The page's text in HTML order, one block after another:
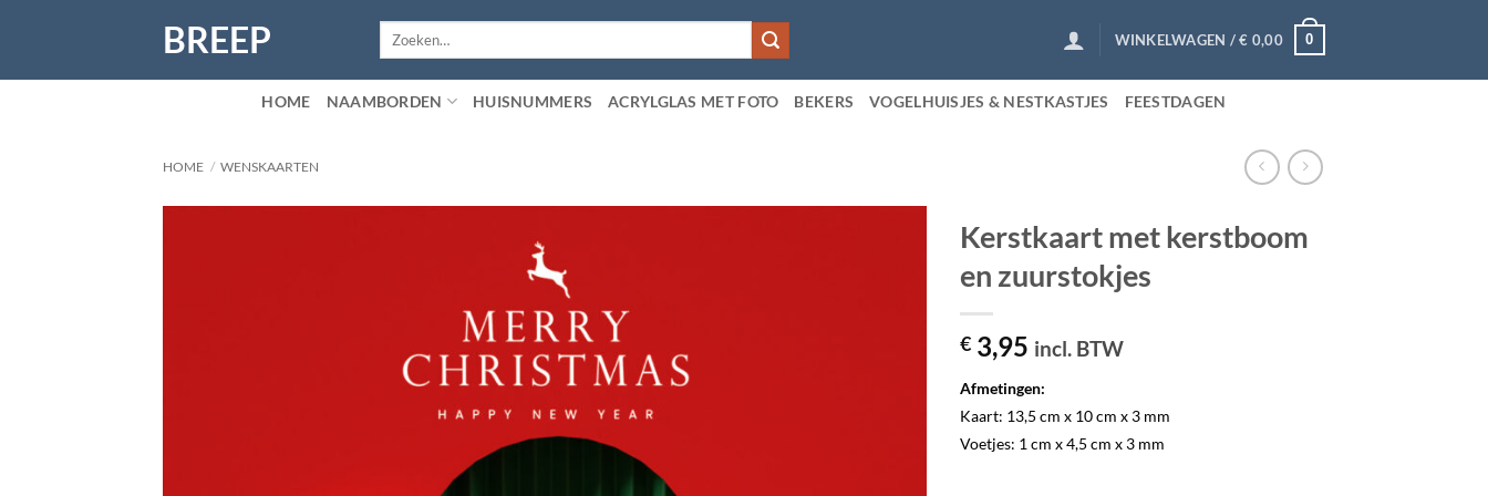
BREEP
Zoeken
WINKELWAGEN /€ 0,00 0
HOME NAAMBORDEN HUISNUMMERS ACRYLGLAS MET FOTO BEKERS VOGELHUISJES & NESTKASTJES FEESTDAGEN
HOME / WENSKAARTEN
Kerstkaart met kerstboom
en zuurstokjes
€ 3,95 incl. BTW
Afmetingen:
Kaart: 13,5 cm x 10 cm x 3 mm
Voetjes: 1 cm x 4,5 cm x 3 mm